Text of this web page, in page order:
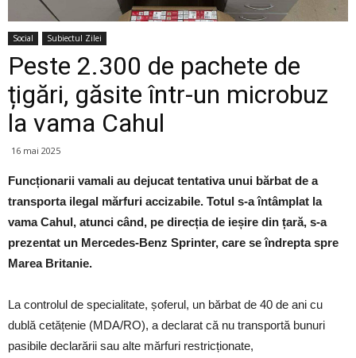
Social Subiectul Zilei
Peste 2.300 de pachete de
țigări, găsite într-un microbuz
la vama Cahul
16 mai 2025
Funcționarii vamali au dejucat tentativa unui bărbat de a
transporta ilegal mărfuri accizabile. Totul s-a întâmplat la
vama Cahul, atunci când, pe direcția de ieșire din țară, s-a
prezentat un Mercedes-Benz Sprinter, care se îndrepta spre
Marea Britanie.
La controlul de specialitate, șoferul, un bărbat de 40 de ani cu
dublă cetățenie (MDA/RO), a declarat că nu transportă bunuri
pasibile declarării sau alte mărfuri restricționate,